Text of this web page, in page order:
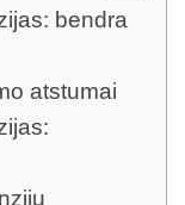
bendra
atstumai